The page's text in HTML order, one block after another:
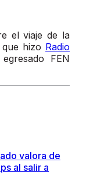
el viaje de la
hizo Radio
FEN
valora de
al salir a